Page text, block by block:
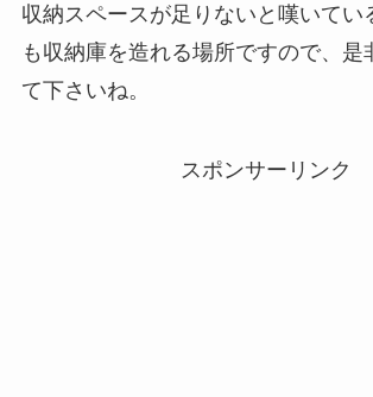
収納スペースが足りないと嘆いてい
も収納庫を造れる場所ですので、是
て下さいね。
スポンサーリンク